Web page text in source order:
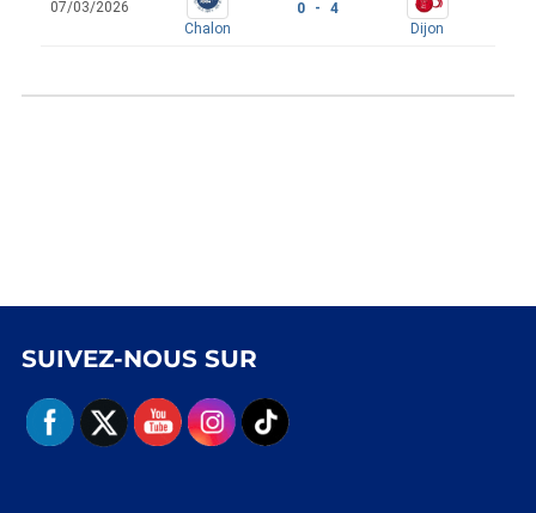
07/03/2026
Chalon
0 - 4
Dijon
SUIVEZ-NOUS SUR